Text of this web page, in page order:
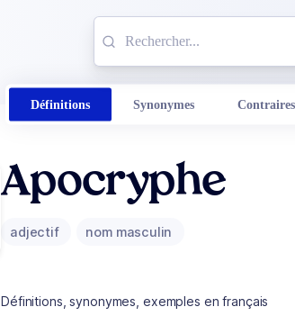
Définitions Synonymes Contraires
Apocryphe
adjectif nom masculin
Définitions, synonymes, exemples en français